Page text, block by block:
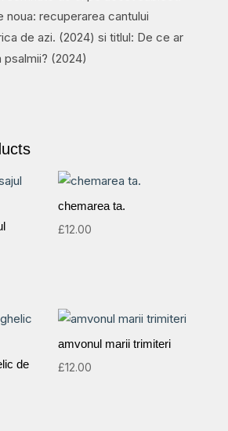
noua: recuperarea cantului
de azi. (2024) si titlul: De ce ar
(2024)
chemarea ta.
£12.00
de
amvonul marii trimiteri
£12.00